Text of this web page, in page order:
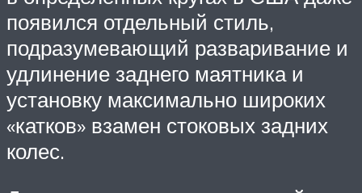
появился отдельный стиль,
подразумевающий разваривание и
удлинение заднего маятника и
установку максимально широких
«катков» взамен стоковых задних
колес.